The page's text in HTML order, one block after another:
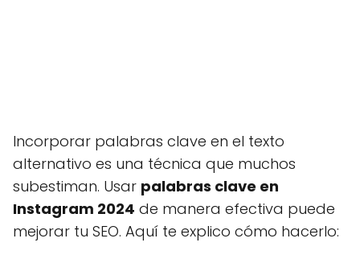
Incorporar palabras clave en el texto
alternativo es una técnica que muchos
subestiman. Usar palabras clave en
Instagram 2024 de manera efectiva puede
mejorar tu SEO. Aquí te explico cómo hacerlo: